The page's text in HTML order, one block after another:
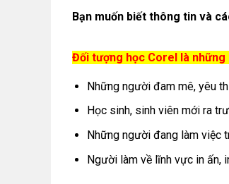
Bạn muốn biết thông tin và
Đối tượng học Corel là những
Những người đam mê, yêu
Học sinh, sinh viên mới ra
Những người đang làm việc
Người làm về lĩnh vực in ấn,